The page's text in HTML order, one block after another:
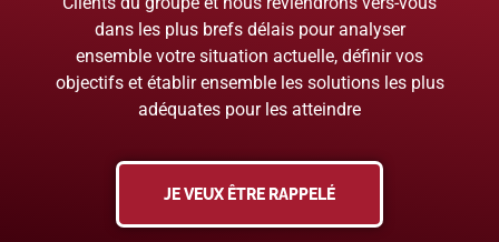
dans les plus brefs délais pour analyser
ensemble votre situation actuelle, définir vos
objectifs et établir ensemble les solutions les plus
adéquates pour les atteindre
JE VEUX ÊTRE RAPPELÉ